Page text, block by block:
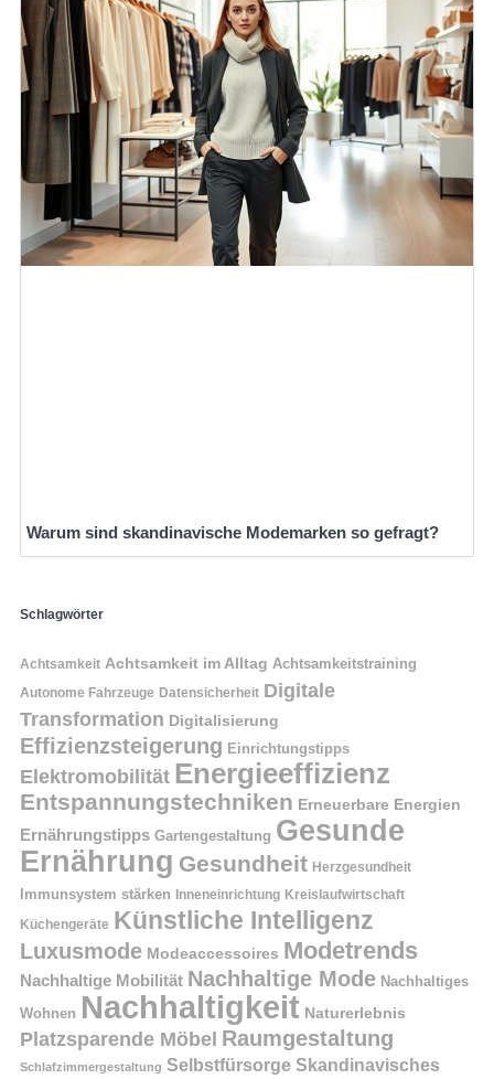
Warum sind skandinavische Modemarken so gefragt?
Schlagwörter
Achtsamkeit Achtsamkeit im Alltag Achtsamkeitstraining
Autonome Fahrzeuge Datensicherheit Digitale
Transformation Digitalisierung
Effizienzsteigerung Einrichtungstipps
Elektromobilität Energieeffizienz
Entspannungstechniken Erneuerbare Energien
Ernährungstipps Gartengestaltung Gesunde
Ernährung Gesundheit Herzgesundheit
Immunsystem stärken Inneneinrichtung Kreislaufwirtschaft
Küchengeräte Künstliche Intelligenz
Luxusmode Modeaccessoires Modetrends
Nachhaltige Mobilität Nachhaltige Mode Nachhaltiges
Wohnen Nachhaltigkeit Naturerlebnis
Platzsparende Möbel Raumgestaltung
Schlafzimmergestaltung Selbstfürsorge Skandinavisches